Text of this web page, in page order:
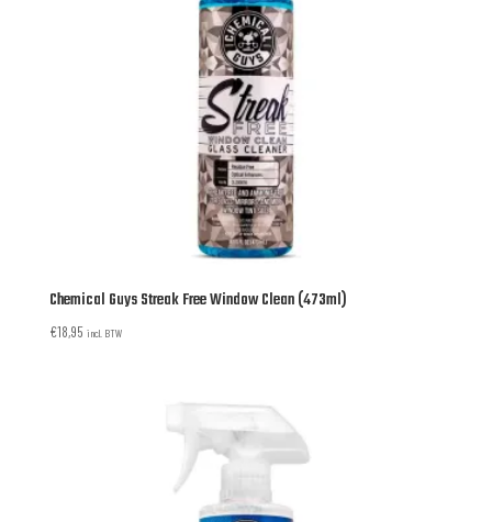
Chemical Guys Streak Free Window Clean (473ml)
€18,95 incl. BTW